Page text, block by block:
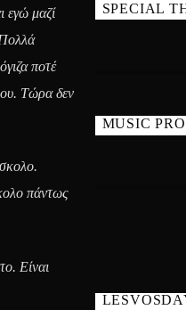
εγώ μαζί
ποτέ
Τώρα δεν
πάντως
Είναι
SPECIAL
MUSIC